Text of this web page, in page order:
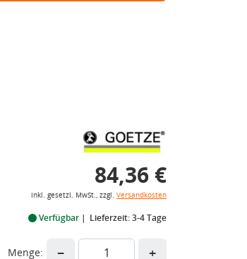
84,36 €
inkl. gesetzl. MwSt., zzgl. Versandkosten
Verfügbar Lieferzeit: 3-4 Tage
Menge: − +